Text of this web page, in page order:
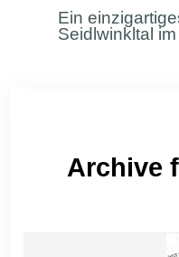
Ein
Seidlwinkltal
Archive